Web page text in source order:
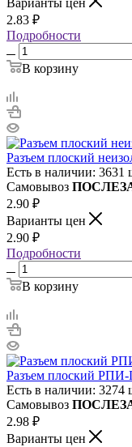
2.83 ₽
Подробности
В корзину
Разъем плоский
Есть в наличии: 3631
Самовывоз
2.90 ₽
Варианты цен
2.90 ₽
Подробности
В корзину
Разъем плоский
Есть в наличии: 3274
Самовывоз
2.98 ₽
Варианты цен